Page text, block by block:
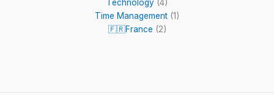
Technology (4)
Time Management (1)
🇫🇷France (2)